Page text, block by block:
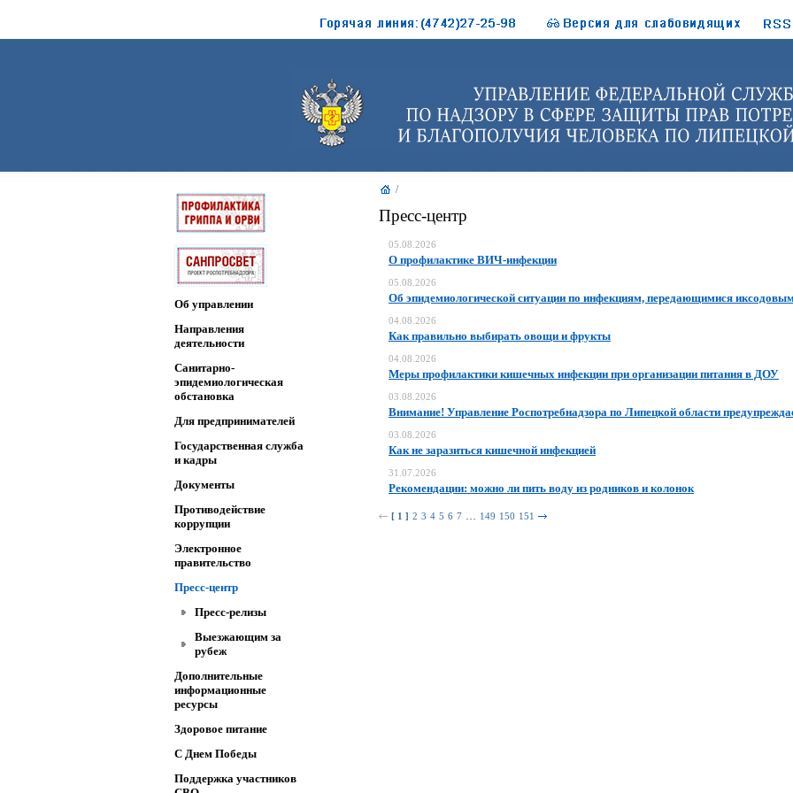
Об управлении
Направления
деятельности
Санитарно-
эпидемиологическая
обстановка
Для предпринимателей
Государственная служба
и кадры
Документы
Противодействие
коррупции
Электронное
правительство
Пресс-центр
Пресс-релизы
Выезжающим за
рубеж
Дополнительные
информационные
ресурсы
Здоровое питание
C Днем Победы
Поддержка участников
/
Пресс-центр
05.08.2026
О профилактике ВИЧ-инфекции
05.08.2026
Об эпидемиологической ситуации по инфекциям, передающимися
04.08.2026
Как правильно выбирать овощи и фрукты
04.08.2026
Меры профилактики кишечных инфекции при организации питания в ДОУ
03.08.2026
Внимание! Управление Роспотребнадзора по Липецкой области
03.08.2026
Как не заразиться кишечной инфекцией
31.07.2026
Рекомендации: можно ли пить воду из родников и колонок
[ 1 ] 2 3 4 5 6 7 … 149 150 151